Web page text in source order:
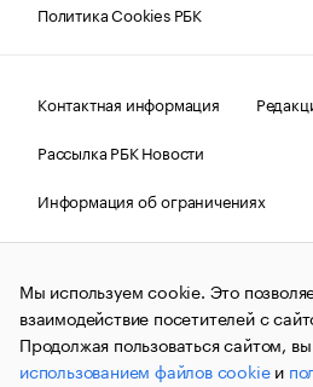
Политика Cookies РБК
Контактная информация
Рассылка РБК Новости
Информация об ограничениях
Правовая информация
О
© АО «РОСБИЗНЕСКОНСАЛТИНГ»,
и материалы информационного
(зарегистрировано Федеральной
связи, информационных
коммуникаций (Роскомнадзор)
Мы используем cookie. Это
взаимодействие посетителей с
Продолжая пользоваться сайтом,
использованием файлов cookieи